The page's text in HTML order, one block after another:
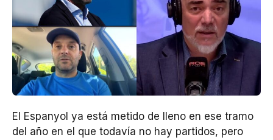
El Espanyol ya está metido de lleno en ese tramo
del año en el que todavía no hay partidos, pero